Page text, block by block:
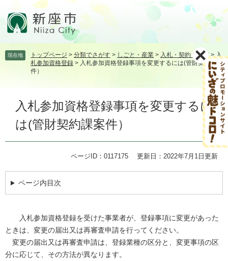
頭飛 現在地 トップページ > 分類でさがす > しごと・産業 > 入札・契約・検査 >入
札参加資格登録 > 入札参加資格登録事項を変更するには(管財契約課案
件）
入札参加資格登録事項を変更するに
は(管財契約課案件）
ページID：0117175 更新日：2022年7月1日更新
ページ内目次
入札参加資格登録を受けた事業者が、登録事項に変更があった
ときは、変更の届出又は再審査申請を行ってください。
変更の届出又は再審査申請は、登録業種の区分と、変更事項の区
分に応じて、その方法が異なります。